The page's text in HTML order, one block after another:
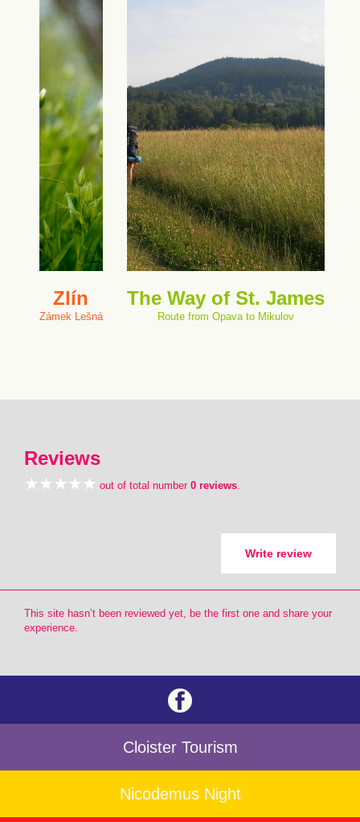
Zlín
Zámek Lešná
The Way of St. James
Route from Opava to Mikulov
Reviews
out of total number 0 reviews.
Write review
This site hasn’t been reviewed yet, be the first one and share your
experience.
Cloister Tourism
Nicodemus Night